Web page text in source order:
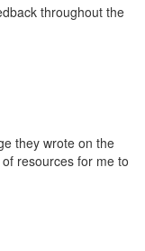
throughout the
they wrote on the
resources for me to